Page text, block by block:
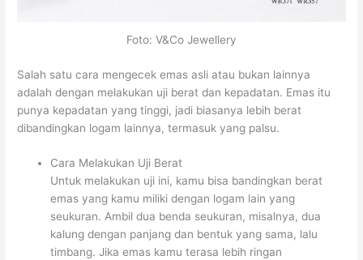
Foto: V&Co Jewellery
Salah satu cara mengecek emas asli atau bukan lainnya
adalah dengan melakukan uji berat dan kepadatan. Emas itu
punya kepadatan yang tinggi, jadi biasanya lebih berat
dibandingkan logam lainnya, termasuk yang palsu.
Cara Melakukan Uji Berat
Untuk melakukan uji ini, kamu bisa bandingkan berat
emas yang kamu miliki dengan logam lain yang
seukuran. Ambil dua benda seukuran, misalnya, dua
kalung dengan panjang dan bentuk yang sama, lalu
timbang. Jika emas kamu terasa lebih ringan